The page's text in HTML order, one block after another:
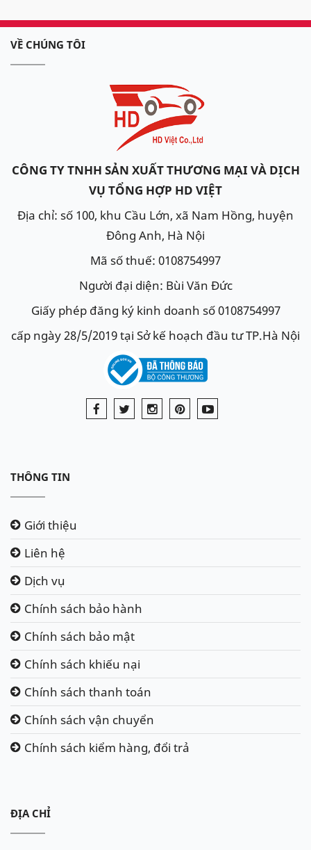
VỀ CHÚNG TÔI
CÔNG TY TNHH SẢN XUẤT THƯƠNG MẠI VÀ DỊCH
VỤ TỔNG HỢP HD VIỆT
Địa chỉ: số 100, khu Cầu Lớn, xã Nam Hồng, huyện
Đông Anh, Hà Nội
Mã số thuế: 0108754997
Người đại diện: Bùi Văn Đức
Giấy phép đăng ký kinh doanh số 0108754997
cấp ngày 28/5/2019 tại Sở kế hoạch đầu tư TP.Hà Nội
THÔNG TIN
Giới thiệu
Liên hệ
Dịch vụ
Chính sách bảo hành
Chính sách bảo mật
Chính sách khiếu nại
Chính sách thanh toán
Chính sách vận chuyển
Chính sách kiểm hàng, đổi trả
ĐỊA CHỈ